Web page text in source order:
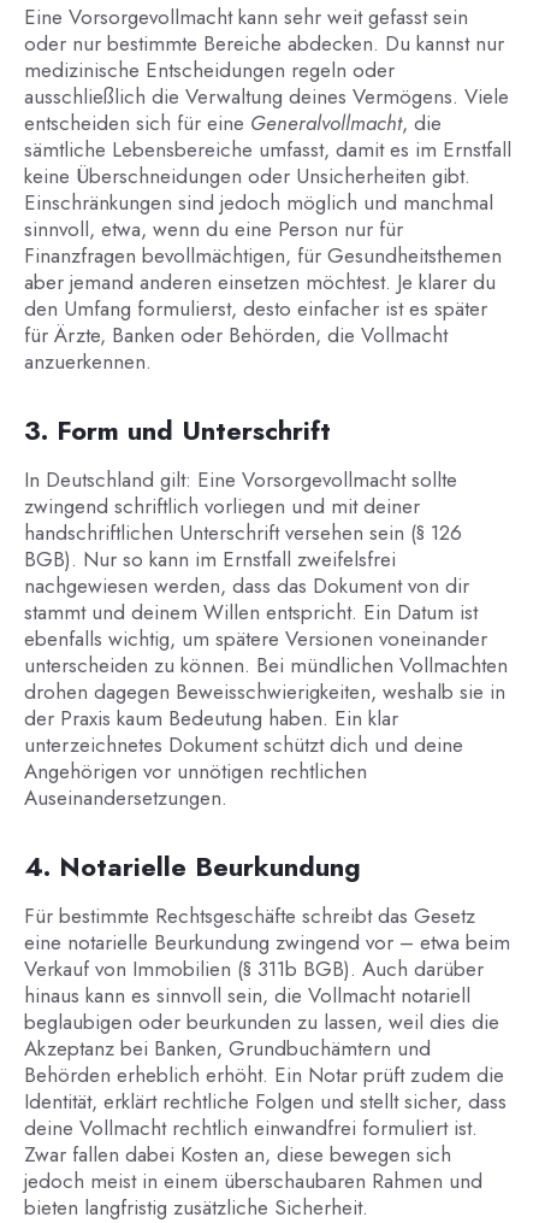
Eine Vorsorgevollmacht kann sehr weit gefasst sein
oder nur bestimmte Bereiche abdecken. Du kannst nur
medizinische Entscheidungen regeln oder
ausschließlich die Verwaltung deines Vermögens. Viele
entscheiden sich für eine Generalvollmacht, die
sämtliche Lebensbereiche umfasst, damit es im Ernstfall
keine Überschneidungen oder Unsicherheiten gibt.
Einschränkungen sind jedoch möglich und manchmal
sinnvoll, etwa, wenn du eine Person nur für
Finanzfragen bevollmächtigen, für Gesundheitsthemen
aber jemand anderen einsetzen möchtest. Je klarer du
den Umfang formulierst, desto einfacher ist es später
für Ärzte, Banken oder Behörden, die Vollmacht
anzuerkennen.
3. Form und Unterschrift
In Deutschland gilt: Eine Vorsorgevollmacht sollte
zwingend schriftlich vorliegen und mit deiner
handschriftlichen Unterschrift versehen sein (§ 126
BGB). Nur so kann im Ernstfall zweifelsfrei
nachgewiesen werden, dass das Dokument von dir
stammt und deinem Willen entspricht. Ein Datum ist
ebenfalls wichtig, um spätere Versionen voneinander
unterscheiden zu können. Bei mündlichen Vollmachten
drohen dagegen Beweisschwierigkeiten, weshalb sie in
der Praxis kaum Bedeutung haben. Ein klar
unterzeichnetes Dokument schützt dich und deine
Angehörigen vor unnötigen rechtlichen
Auseinandersetzungen.
4. Notarielle Beurkundung
Für bestimmte Rechtsgeschäfte schreibt das Gesetz
eine notarielle Beurkundung zwingend vor – etwa beim
Verkauf von Immobilien (§ 311b BGB). Auch darüber
hinaus kann es sinnvoll sein, die Vollmacht notariell
beglaubigen oder beurkunden zu lassen, weil dies die
Akzeptanz bei Banken, Grundbuchämtern und
Behörden erheblich erhöht. Ein Notar prüft zudem die
Identität, erklärt rechtliche Folgen und stellt sicher, dass
deine Vollmacht rechtlich einwandfrei formuliert ist.
Zwar fallen dabei Kosten an, diese bewegen sich
jedoch meist in einem überschaubaren Rahmen und
bieten langfristig zusätzliche Sicherheit.